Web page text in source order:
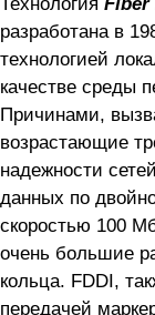
разработана в
технологией
качестве среды
Причинами,
возрастающие
надежности
данных по
скоростью 100
очень большие
кольца. FDDI,
передачей